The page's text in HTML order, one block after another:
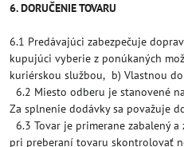
6. DORUČENIE TOVARU
6.1 Predávajúci zabezpečuje
kupujúci vyberie z ponúkaných
kuriérskou službou, b) Vlastnou
6.2 Miesto odberu je stanovené
Za splnenie dodávky sa považuje
6.3 Tovar je primerane zabalený
pri preberaní tovaru skontrolovať